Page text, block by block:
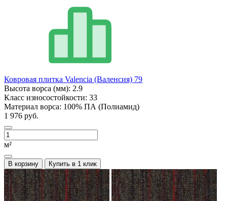
Ковровая плитка Valencia (Валенсия) 79
Высота ворса (мм): 2.9
Класс износостойкости: 33
Материал ворса: 100% ПА (Полиамид)
1 976 руб.
м²
В корзину Купить в 1 клик